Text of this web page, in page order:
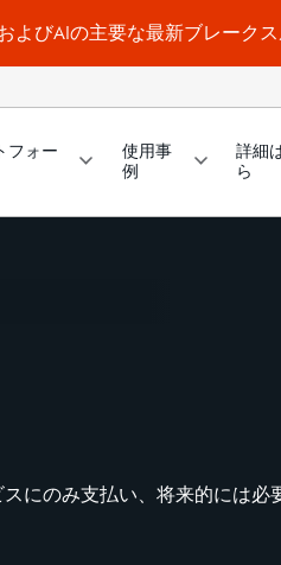
よびAIの主要な最新ブレーク
フォー
使用事
例
詳細
ら
にのみ支払い、将来的には必